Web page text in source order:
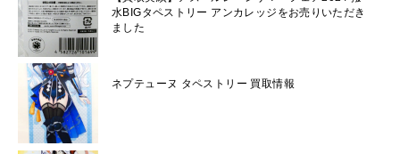
水BIGタペストリー アンカレッジをお売りいただき
ました
ネプテューヌ タペストリー 買取情報